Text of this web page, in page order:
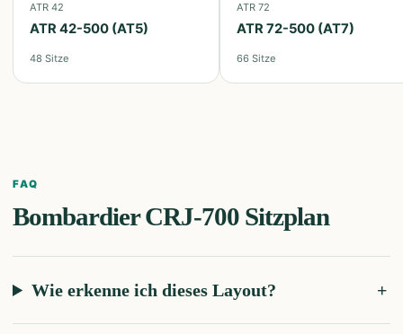
ATR 42
ATR 42-500 (AT5)
48 Sitze
ATR 72
ATR 72-500 (AT7)
66 Sitze
FAQ
Bombardier CRJ-700 Sitzplan
Wie erkenne ich dieses Layout?